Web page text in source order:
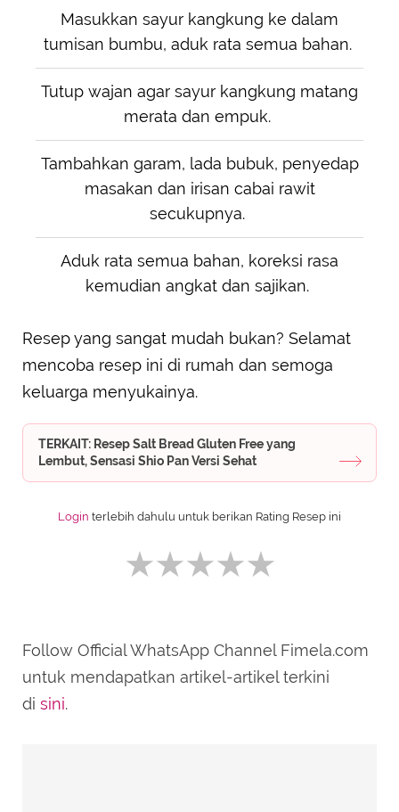
Masukkan sayur kangkung ke dalam
tumisan bumbu, aduk rata semua bahan.
Tutup wajan agar sayur kangkung matang
merata dan empuk.
Tambahkan garam, lada bubuk, penyedap
masakan dan irisan cabai rawit
secukupnya.
Aduk rata semua bahan, koreksi rasa
kemudian angkat dan sajikan.
Resep yang sangat mudah bukan? Selamat
mencoba resep ini di rumah dan semoga
keluarga menyukainya.
TERKAIT: Resep Salt Bread Gluten Free yang
Lembut, Sensasi Shio Pan Versi Sehat
Login terlebih dahulu untuk berikan Rating Resep ini
SUBMIT REVIEW
Follow Official WhatsApp Channel Fimela.com
untuk mendapatkan artikel-artikel terkini
di sini.